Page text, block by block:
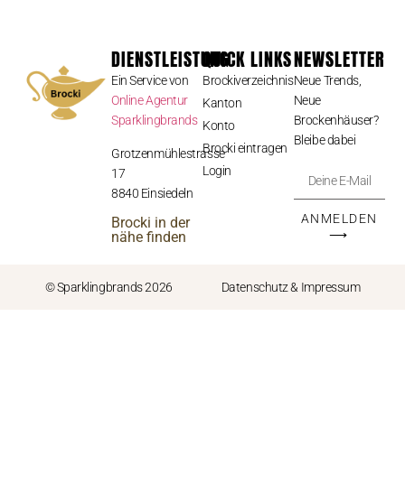
DIENSTLEISTUNG
Ein Service von
Online Agentur
Sparklingbrands
Grotzenmühlestrasse
17
8840 Einsiedeln
Brocki in der
nähe finden
QUICK LINKS
Brockiverzeichnis
Kanton
Konto
Brocki eintragen
Login
NEWSLETTER
Neue Trends,
Neue
Brockenhäuser?
Bleibe dabei
ANMELDEN
⟶
© Sparklingbrands 2026 Datenschutz & Impressum